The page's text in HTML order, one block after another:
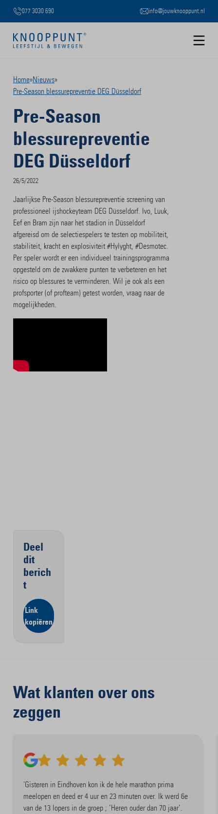
077 3030 690 info@jouwknooppunt.nl
Slide 2 of 3.
Home»Nieuws»
Pre-Season blessurepreventie DEG Düsseldorf
Pre-Season
blessurepreventie
DEG Düsseldorf
26/5/2022
Jaarlijkse Pre-Season blessurepreventie screening van
professioneel ijshockeyteam DEG Düsseldorf. Ivo, Luuk,
Eef en Bram zijn naar het stadion in Düsseldorf
afgereisd om de selectiespelers te testen op mobiliteit,
stabiliteit, kracht en explosiviteit #Hylyght, #Desmotec.
Per speler wordt er een individueel trainingsprogramma
opgesteld om de zwakkere punten te verbeteren en het
risico op blessures te verminderen. Wil je ook als een
profsporter (of profteam) getest worden, vraag naar de
mogelijkheden.
Deel
dit
berich
t
Link
kopiëren
Wat klanten over ons
zeggen
'Gisteren in Eindhoven kon ik de hele marathon prima
meelopen en deed er 4 uur en 23 minuten over. Ik werd 6e
van de 13 lopers in de groep ; ‘Heren ouder dan 70 jaar’.